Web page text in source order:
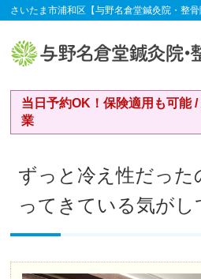
さいたま市浦和区【与野名倉堂鍼灸院・整
当日予約OK！保険適用も可能
業
ずっと冷え性だった
ってきている気がし